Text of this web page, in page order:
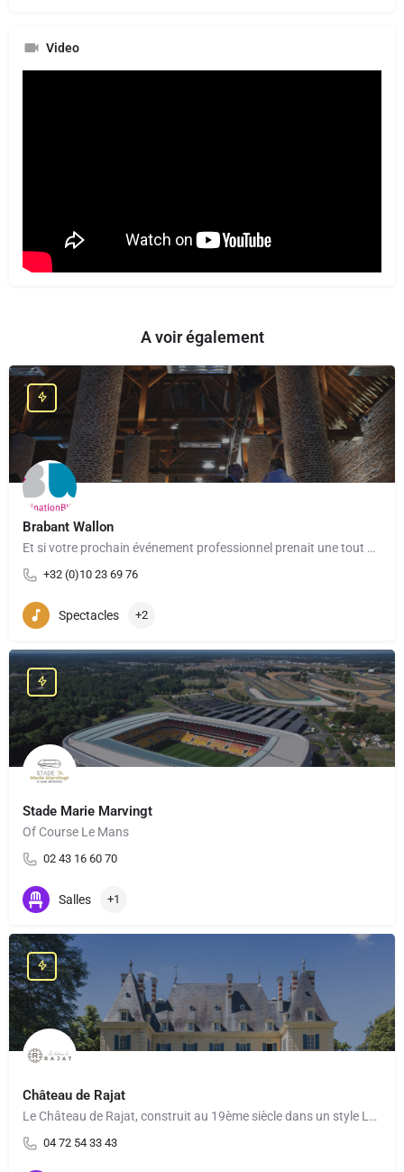
Video
A voir également
Brabant Wallon
Et si votre prochain événement professionnel prenait une tout autre dimension ? À seulement quelques…
+32 (0)10 23 69 76
Spectacles +2
Stade Marie Marvingt
Of Course Le Mans
02 43 16 60 70
Salles +1
Château de Rajat
Le Château de Rajat, construit au 19ème siècle dans un style Louis XV et niché dans un écrin de verdure de 20…
04 72 54 33 43